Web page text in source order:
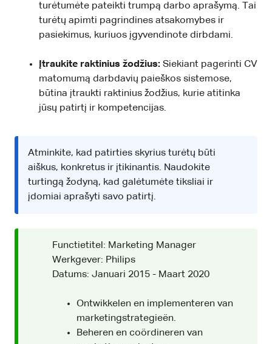
turėtumėte pateikti trumpą darbo aprašymą. Tai
turėtų apimti pagrindines atsakomybes ir
pasiekimus, kuriuos įgyvendinote dirbdami.
Įtraukite raktinius žodžius: Siekiant pagerinti CV
matomumą darbdavių paieškos sistemose,
būtina įtraukti raktinius žodžius, kurie atitinka
jūsų patirtį ir kompetencijas.
Atminkite, kad patirties skyrius turėtų būti
aiškus, konkretus ir įtikinantis. Naudokite
turtingą žodyną, kad galėtumėte tiksliai ir
įdomiai aprašyti savo patirtį.
Functietitel: Marketing Manager
Werkgever: Philips
Datums: Januari 2015 - Maart 2020
Ontwikkelen en implementeren van
marketingstrategieën.
Beheren en coördineren van